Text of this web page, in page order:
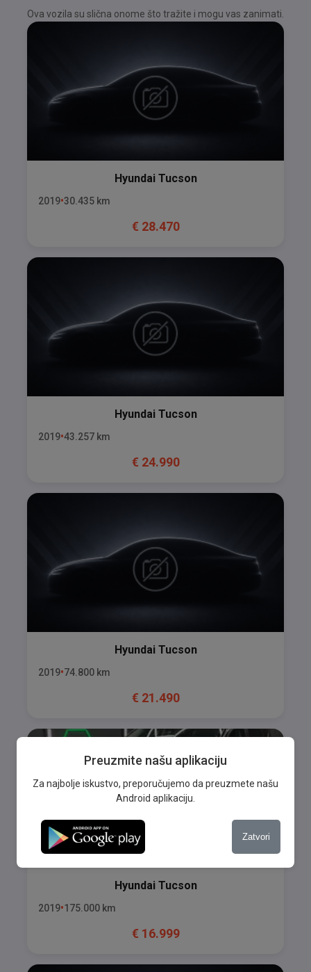
Ova vozila su slična onome što tražite i mogu vas zanimati.
Hyundai Tucson
2019 30.435 km
€ 28.470
Hyundai Tucson
2019 43.257 km
€ 24.990
Hyundai Tucson
2019 74.800 km
€ 21.490
Hyundai Tucson
2019 175.000 km
€ 16.999
Preuzmite našu aplikaciju
Za najbolje iskustvo, preporučujemo da preuzmete našu
Android aplikaciju.
Zatvori